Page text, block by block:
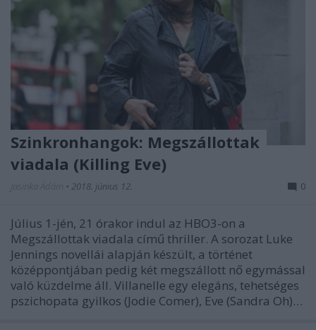
Szinkronhangok: Megszállottak
viadala (Killing Eve)
• 2018. június 12. 0
Július 1-jén, 21 órakor indul az HBO3-on a
Megszállottak viadala című thriller. A sorozat Luke
Jennings novellái alapján készült, a történet
középpontjában pedig két megszállott nő egymással
való küzdelme áll. Villanelle egy elegáns, tehetséges
pszichopata gyilkos (Jodie Comer), Eve (Sandra Oh)…